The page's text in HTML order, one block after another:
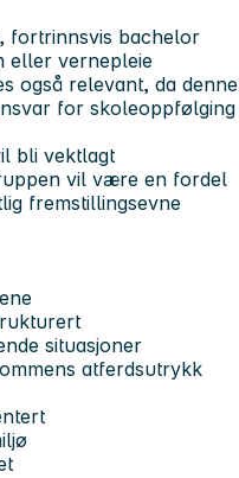
fortrinnsvis bachelor
eller vernepleie
også relevant, da denne
for skoleoppfølging
bli vektlagt
vil være en fordel
fremstillingsevne
situasjoner
atferdsutrykk